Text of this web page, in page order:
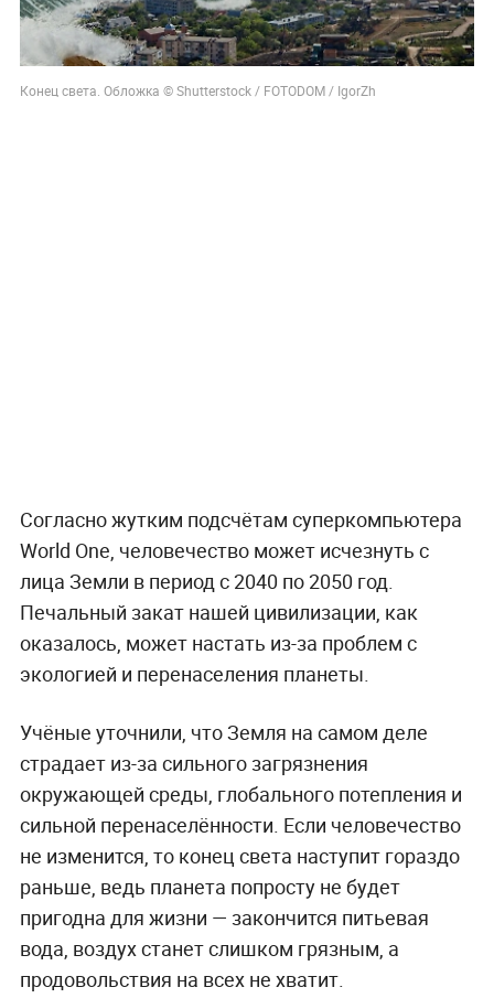
Конец света. Обложка © Shutterstock / FOTODOM / IgorZh
Согласно жутким подсчётам суперкомпьютера
World One, человечество может исчезнуть с
лица Земли в период с 2040 по 2050 год.
Печальный закат нашей цивилизации, как
оказалось, может настать из-за проблем с
экологией и перенаселения планеты.
Учёные уточнили, что Земля на самом деле
страдает из-за сильного загрязнения
окружающей среды, глобального потепления и
сильной перенаселённости. Если человечество
не изменится, то конец света наступит гораздо
раньше, ведь планета попросту не будет
пригодна для жизни — закончится питьевая
вода, воздух станет слишком грязным, а
продовольствия на всех не хватит.